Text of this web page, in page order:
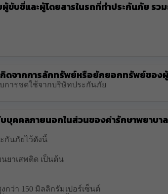
ขับขี่และผู้โดยสารในรถที่ทำประกันภัย รว
ดจากการลักทรัพย์หรือยักยอกทรัพย์ของผู้
การชดใช้จากบริษัทประกันภัย
บุคคลภายนอกในส่วนของค่ารักษาพยาบา
กันภัยไว้ดังนี้
ยาเสพติด เป็นต้น
ว่า 150 มิลลิกรัมเปอร์เซ็นต์